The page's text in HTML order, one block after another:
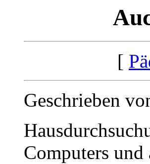
[
Geschrieben
Computers